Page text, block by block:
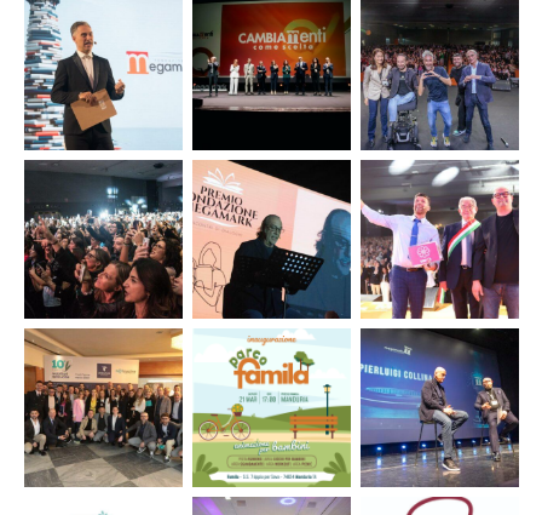
Gruppo Turi –
supporto
organizzazione
convention
“Insieme il
futuro prende
forma”
Evento
Fondazione
Megamark
“Il Futuro ti
Assomiglia”
2025
Evento
Fondazione
Megamark
– “Una
Bella
Serata 11”
Evento
Premio
Letterario
“Fondazione
Megamark”
– X edizione
Organizzazione
Convention
Megamark
“CAMBIAmenti
come scelta”
Evento
Fondazione
Megamark
“Il Futuro ti
assomiglia”
Evento
Fondazione
Megamark
– “Una
Bella
Serata 10”
Evento
Premio
Letterario
“Fondazione
Megamark”
– IX ediz.
Supermegafesta
4.0 “La festa di
paese”